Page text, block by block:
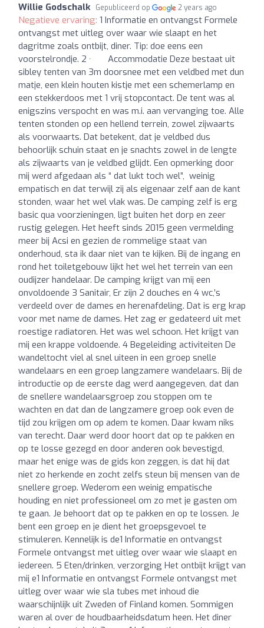
Willie Godschalk Gepubliceerd op 2 years ago
Negatieve ervaring: 1 Informatie en ontvangst Formele
ontvangst met uitleg over waar wie slaapt en het
dagritme zoals ontbijt, diner. Tip: doe eens een
voorstelrondje. 2 · Accommodatie Deze bestaat uit
sibley tenten van 3m doorsnee met een veldbed met dun
matje, een klein houten kistje met een schemerlamp en
een stekkerdoos met 1 vrij stopcontact. De tent was al
enigszins verspocht en was m.i. aan vervanging toe. Alle
tenten stonden op een hellend terrein, zowel zijwaarts
als voorwaarts. Dat betekent, dat je veldbed dus
behoorlijk schuin staat en je snachts zowel in de lengte
als zijwaarts van je veldbed glijdt. Een opmerking door
mij werd afgedaan als “ dat lukt toch wel”, weinig
empatisch en dat terwijl zij als eigenaar zelf aan de kant
stonden, waar het wel vlak was. De camping zelf is erg
basic qua voorzieningen, ligt buiten het dorp en zeer
rustig gelegen. Het heeft sinds 2015 geen vermelding
meer bij Acsi en gezien de rommelige staat van
onderhoud, sta ik daar niet van te kijken. Bij de ingang en
rond het toiletgebouw lijkt het wel het terrein van een
oudijzer handelaar. De camping krijgt van mij een
onvoldoende 3 Sanitair, Er zijn 2 douches en 4 wc,’s
verdeeld over de dames en herenafdeling. Dat is erg krap
voor met name de dames. Het zag er gedateerd uit met
roestige radiatoren. Het was wel schoon. Het krijgt van
mij een krappe voldoende. 4 Begeleiding activiteiten De
wandeltocht viel al snel uiteen in een groep snelle
wandelaars en een groep langzamere wandelaars. Bij de
introductie op de eerste dag werd aangegeven, dat dan
de snellere wandelaarsgroep zou stoppen om te
wachten en dat dan de langzamere groep ook even de
tijd zou krijgen om op adem te komen. Daar kwam niks
van terecht. Daar werd door hoort dat op te pakken en
op te losse gezegd en door anderen ook bevestigd,
maar het enige was de gids kon zeggen, is dat hij dat
niet zo herkende en zocht zelfs steun bij mensen van de
snellere groep. Wederom een weinig empatische
houding en niet professioneel om zo met je gasten om
te gaan. Je behoort dat op te pakken en op te lossen. Je
bent een groep en je dient het groepsgevoel te
stimuleren. Kennelijk is de1 Informatie en ontvangst
Formele ontvangst met uitleg over waar wie slaapt en
iedereen. 5 Eten/drinken, verzorging Het ontbijt krijgt van
mij e1 Informatie en ontvangst Formele ontvangst met
uitleg over waar wie sla tubes met inhoud die
waarschijnlijk uit Zweden of Finland komen. Sommigen
waren al over de houdbaarheidsdatum heen. Het diner